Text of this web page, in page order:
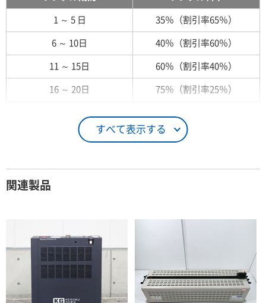
すべて表示する
1 ～ 5 日 35％（割引率65％）
6 ～ 10日 40％（割引率60％）
11 ～ 15日 60％（割引率40％）
16 ～ 20日 75％（割引率25％）
26日 ～ 1ヶ月 100％（割引率 0％）
100％（割引率 0％）
2ヶ月 90％（割引率10％）
3ヶ月 80％（割引率20％）
75％（割引率25％）
関連製品